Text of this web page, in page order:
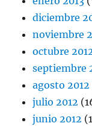
diciembre
noviembre
octubre
septiembre
agosto 2012
julio 2012
junio 2012